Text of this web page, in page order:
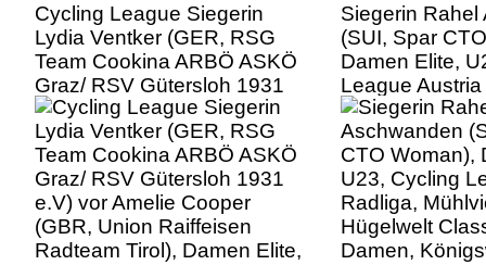
Cycling League Siegerin
Lydia Ventker (GER, RSG
Team Cookina ARBÖ ASKÖ
Graz/ RSV Gütersloh 1931
e.V) vor Amelie Cooper
(GBR, Union Raiffeisen
Radteam Tirol), Damen Elite,
U23, Cycling League Austria
Radliga, Mühlviertler
Hügelwelt Classic Elite
Damen, Königswiesen, OÖ
Siegerin Rahel
(SUI, Spar
Damen Elite,
League
Mühlviertler
Classic Elite
Königswiesen,